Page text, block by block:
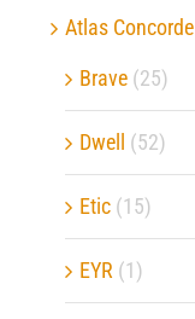
Atlas Concorde
Brave (25)
Dwell (52)
Etic (15)
EYR (1)